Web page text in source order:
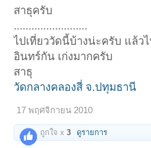
สาธุครับ
.........................
ไปเที่ยววัดนี้บ้างน่ะครับ แล้ว
อินทร์กัน เก่งมากครับ
สาธุ
วัดกลางคลองสี่ จ.ปทุมธานี
17 พฤศจิกายน 2010
ถูกใจ x3 ดูรายการ